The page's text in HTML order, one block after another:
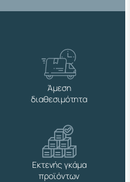
Άμεση
διαθεσιμότητα
Εκτενής γκάμα
προϊόντων